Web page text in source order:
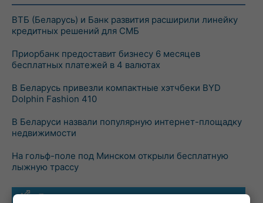
ВТБ (Беларусь) и Банк развития расширили линейку
кредитных решений для СМБ
Приорбанк предоставит бизнесу 6 месяцев
бесплатных платежей в 4 валютах
В Беларусь привезли компактные хэтчбеки BYD
Dolphin Fashion 410
В Беларуси назвали популярную интернет-площадку
недвижимости
На гольф-поле под Минском открыли бесплатную
лыжную трассу
Лучшие предложения